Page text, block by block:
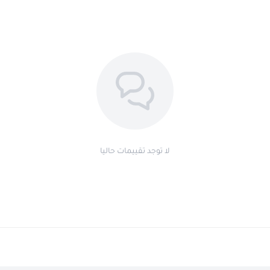
لا توجد تقييمات حاليا